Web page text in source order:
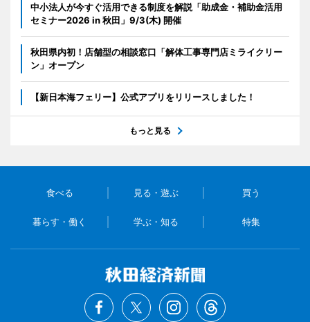
中小法人が今すぐ活用できる制度を解説「助成金・補助金活用
セミナー2026 in 秋田」9/3(木) 開催
秋田県内初！店舗型の相談窓口「解体工事専門店ミライクリー
ン」オープン
【新日本海フェリー】公式アプリをリリースしました！
もっと見る
食べる 見る・遊ぶ 買う
暮らす・働く 学ぶ・知る 特集